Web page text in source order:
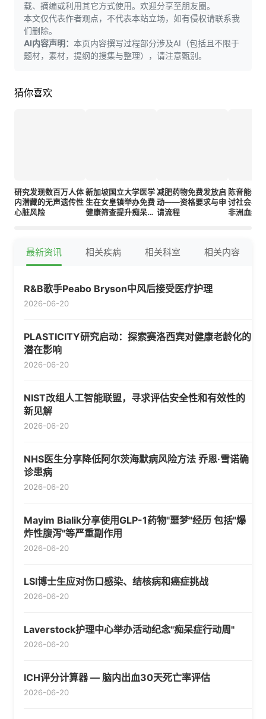
载、摘编或利用其它方式使用。欢迎分享至朋友圈。
本文仅代表作者观点，不代表本站立场，如有侵权请联系我
们删除。
AI内容声明： 本页内容撰写过程部分涉及AI（包括且不限于
题材，素材，提纲的搜集与整理），请注意甄别。
猜你喜欢
研究发现数百万人体
内潜藏的无声遗传性
心脏风险
新加坡国立大学医学
生在女皇镇举办免费
健康筛查提升痴呆症
减肥药物免费发放启
动——资格要求与申
请流程
陈音能参
讨社会与
非洲血统
最新资讯 相关疾病 相关科室 相关内容
R&B歌手Peabo Bryson中风后接受医疗护理
2026-06-20
PLASTICITY研究启动：探索赛洛西宾对健康老龄化的
潜在影响
2026-06-20
NIST改组人工智能联盟，寻求评估安全性和有效性的
新见解
2026-06-20
NHS医生分享降低阿尔茨海默病风险方法 乔恩·雪诺确
诊患病
2026-06-20
Mayim Bialik分享使用GLP-1药物"噩梦"经历 包括"爆
炸性腹泻"等严重副作用
2026-06-20
LSI博士生应对伤口感染、结核病和癌症挑战
2026-06-20
Laverstock护理中心举办活动纪念"痴呆症行动周"
2026-06-20
ICH评分计算器 — 脑内出血30天死亡率评估
2026-06-20